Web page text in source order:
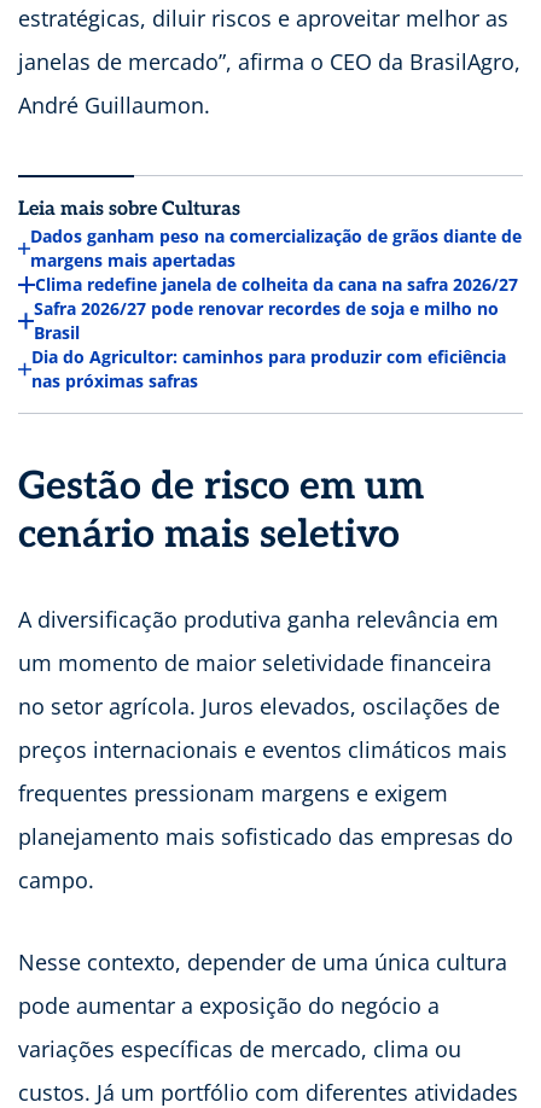
estratégicas, diluir riscos e aproveitar melhor as
janelas de mercado”, afirma o CEO da BrasilAgro,
André Guillaumon.
Leia mais sobre Culturas
Dados ganham peso na comercialização de grãos diante de
margens mais apertadas
Clima redefine janela de colheita da cana na safra 2026/27
Safra 2026/27 pode renovar recordes de soja e milho no
Brasil
Dia do Agricultor: caminhos para produzir com eficiência
nas próximas safras
Gestão de risco em um
cenário mais seletivo
A diversificação produtiva ganha relevância em
um momento de maior seletividade financeira
no setor agrícola. Juros elevados, oscilações de
preços internacionais e eventos climáticos mais
frequentes pressionam margens e exigem
planejamento mais sofisticado das empresas do
campo.
Nesse contexto, depender de uma única cultura
pode aumentar a exposição do negócio a
variações específicas de mercado, clima ou
custos. Já um portfólio com diferentes atividades